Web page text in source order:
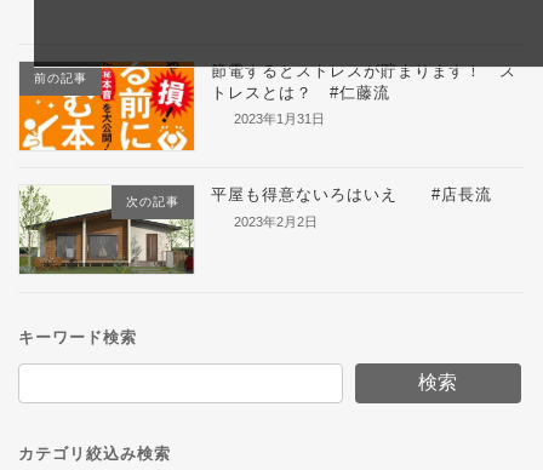
前の記事
節電するとストレスが貯まります！ ス
トレスとは？ #仁藤流
2023年1月31日
次の記事 平屋も得意ないろはいえ #店長流
2023年2月2日
キーワード検索
検索
カテゴリ絞込み検索